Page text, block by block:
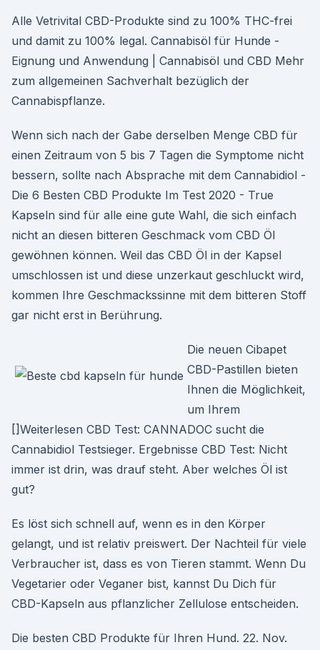
Alle Vetrivital CBD-Produkte sind zu 100% THC-frei
und damit zu 100% legal. Cannabisöl für Hunde -
Eignung und Anwendung | Cannabisöl und CBD Mehr
zum allgemeinen Sachverhalt bezüglich der
Cannabispflanze.
Wenn sich nach der Gabe derselben Menge CBD für
einen Zeitraum von 5 bis 7 Tagen die Symptome nicht
bessern, sollte nach Absprache mit dem Cannabidiol -
Die 6 Besten CBD Produkte Im Test 2020 - True
Kapseln sind für alle eine gute Wahl, die sich einfach
nicht an diesen bitteren Geschmack vom CBD Öl
gewöhnen können. Weil das CBD Öl in der Kapsel
umschlossen ist und diese unzerkaut geschluckt wird,
kommen Ihre Geschmackssinne mit dem bitteren Stoff
gar nicht erst in Berührung.
Die neuen Cibapet
CBD-Pastillen bieten
Ihnen die Möglichkeit,
um Ihrem
[]Weiterlesen CBD Test: CANNADOC sucht die
Cannabidiol Testsieger. Ergebnisse CBD Test: Nicht
immer ist drin, was drauf steht. Aber welches Öl ist
gut?
Es löst sich schnell auf, wenn es in den Körper
gelangt, und ist relativ preiswert. Der Nachteil für viele
Verbraucher ist, dass es von Tieren stammt. Wenn Du
Vegetarier oder Veganer bist, kannst Du Dich für
CBD-Kapseln aus pflanzlicher Zellulose entscheiden.
Die besten CBD Produkte für Ihren Hund. 22. Nov.